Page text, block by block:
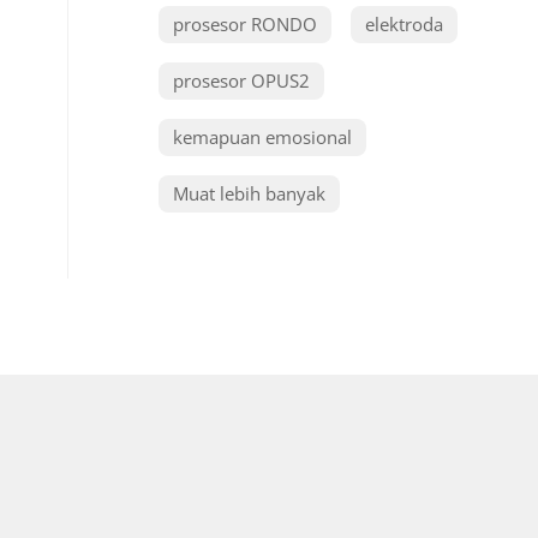
prosesor RONDO elektroda
prosesor OPUS2
kemapuan emosional
Muat lebih banyak